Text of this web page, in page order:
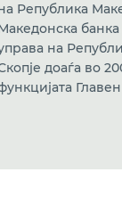
Република
на
доаѓа во